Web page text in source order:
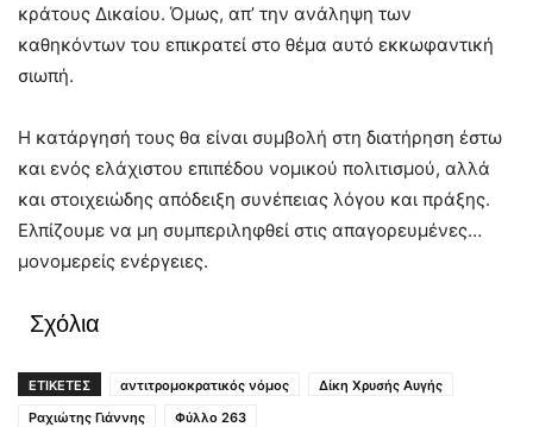
κράτους Δικαίου. Όμως, απ’ την ανάληψη των
καθηκόντων του επικρατεί στο θέμα αυτό εκκωφαντική
σιωπή.
Η κατάργησή τους θα είναι συμβολή στη διατήρηση έστω
και ενός ελάχιστου επιπέδου νομικού πολιτισμού, αλλά
και στοιχειώδης απόδειξη συνέπειας λόγου και πράξης.
Ελπίζουμε να μη συμπεριληφθεί στις απαγορευμένες…
μονομερείς ενέργειες.
Σχόλια
ΕΤΙΚΕΤΕΣ αντιτρομοκρατικός νόμος
Δίκη Χρυσής Αυγής
Ραχιώτης Γιάννης
Φύλλο 263